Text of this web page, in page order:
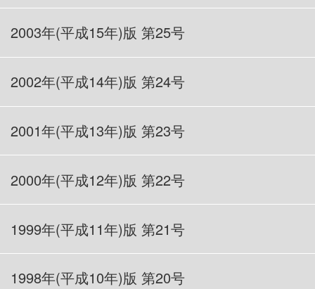
2003年(平成15年)版 第25号
2002年(平成14年)版 第24号
2001年(平成13年)版 第23号
2000年(平成12年)版 第22号
1999年(平成11年)版 第21号
1998年(平成10年)版 第20号